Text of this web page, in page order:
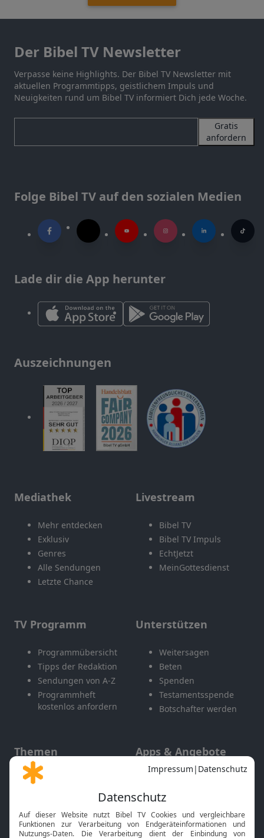
Der Bibel TV Newsletter
Verpasse keine Highlights. Der Bibel TV Newsletter mit
aktuellen Programmtipps, geistlichem Impuls und
Neuigkeiten rund um Bibel TV informiert Dich jede Woche.
Gratis
anfordern
Folge Bibel TV auf den sozialen Medien
Lade dir die App herunter
Auszeichnungen
Mediathek
Mehr entdecken
Exklusiv
Genres
Alle Sendungen
Letzte Chance
Livestream
Bibel TV
Bibel TV Impuls
EchtJetzt
MeinGottesdienst
TV Programm
Programmübersicht
Tipps der Redaktion
Sendungen von A-Z
Programmheft
kostenlos anfordern
Unterstützen
Weitersagen
Beten
Spenden
Testamentsspende
Botschafter werden
Themen
Gott und Bibel erklärt
Neuigkeiten
Apps & Angebote
Mobile App
Smart TV